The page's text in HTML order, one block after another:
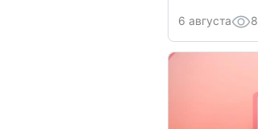
6 августа 8